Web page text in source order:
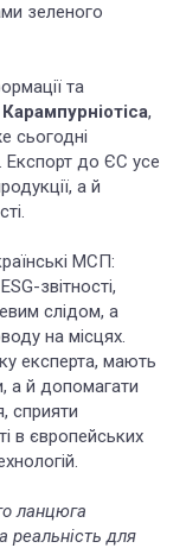
зеленого
та
,
сьогодні
Експорт до ЄС усе
а й
МСП:
звітності,
слідом, а
на місцях.
експерта, мають
а й допомагати
сприяти
в європейських
ланцюга
реальність для